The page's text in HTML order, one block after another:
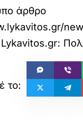
άρθρο
Lykavitos.gr: